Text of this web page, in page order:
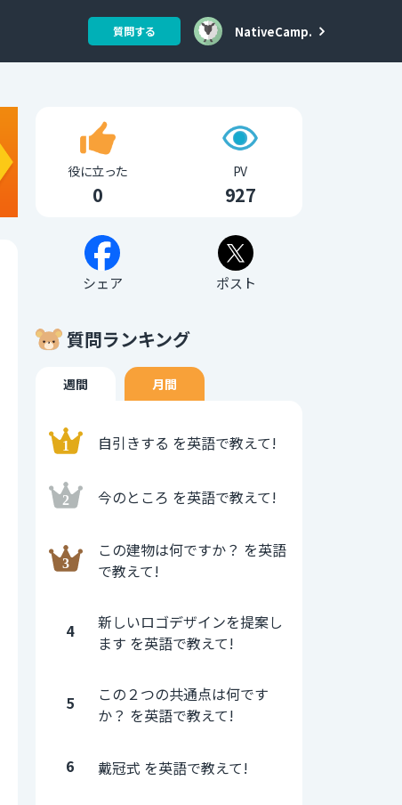
質問する NativeCamp.
役に立った
0
PV
927
シェア ポスト
質問ランキング
週間 月間
自引きする を英語で教えて!
今のところ を英語で教えて!
この建物は何ですか？ を英語
で教えて!
4
新しいロゴデザインを提案し
ます を英語で教えて!
5
この２つの共通点は何です
か？ を英語で教えて!
6 戴冠式 を英語で教えて!